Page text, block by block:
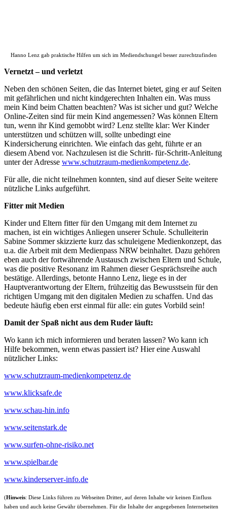
Hanno Lenz gab praktische Hilfen um sich im Mediendschungel besser zurechtzufinden
Vernetzt – und verletzt
Neben den schönen Seiten, die das Internet bietet, ging er auf Seiten
mit gefährlichen und nicht kindgerechten Inhalten ein. Was muss
mein Kind beim Chatten beachten? Was ist sicher und gut? Welche
Online-Zeiten sind für mein Kind angemessen? Was können Eltern
tun, wenn ihr Kind gemobbt wird? Lenz stellte klar: Wer Kinder
unterstützen und schützen will, sollte unbedingt eine
Kindersicherung einrichten. Wie einfach das geht, führte er an
diesem Abend vor. Nachzulesen ist die Schritt- für-Schritt-Anleitung
unter der Adresse www.schutzraum-medienkompetenz.de.
Für alle, die nicht teilnehmen konnten, sind auf dieser Seite weitere
nützliche Links aufgeführt.
Fitter mit Medien
Kinder und Eltern fitter für den Umgang mit dem Internet zu
machen, ist ein wichtiges Anliegen unserer Schule. Schulleiterin
Sabine Sommer skizzierte kurz das schuleigene Medienkonzept, das
u.a. die Arbeit mit dem Medienpass NRW beinhaltet. Dazu gehören
eben auch der fortwährende Austausch zwischen Eltern und Schule,
was die positive Resonanz im Rahmen dieser Gesprächsreihe auch
bestätige. Allerdings, betonte Hanno Lenz, liege es in der
Hauptverantwortung der Eltern, frühzeitig das Bewusstsein für den
richtigen Umgang mit den digitalen Medien zu schaffen. Und das
bedeute häufig eben erst einmal für alle: ein gutes Vorbild sein!
Damit der Spaß nicht aus dem Ruder läuft:
Wo kann ich mich informieren und beraten lassen? Wo kann ich
Hilfe bekommen, wenn etwas passiert ist? Hier eine Auswahl
nützlicher Links:
www.schutzraum-medienkompetenz.de
www.klicksafe.de
www.schau-hin.info
www.seitenstark.de
www.surfen-ohne-risiko.net
www.spielbar.de
www.kinderserver-info.de
(Hinweis: Diese Links führen zu Webseiten Dritter, auf deren Inhalte wir keinen Einfluss
haben und auch keine Gewähr übernehmen. Für die Inhalte der angegebenen Internetseiten